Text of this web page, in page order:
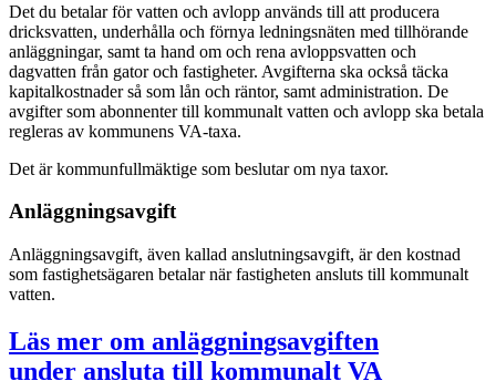
Det du betalar för vatten och avlopp används till att producera
dricksvatten, underhålla och förnya ledningsnäten med tillhörande
anläggningar, samt ta hand om och rena avloppsvatten och
dagvatten från gator och fastigheter. Avgifterna ska också täcka
kapitalkostnader så som lån och räntor, samt administration. De
avgifter som abonnenter till kommunalt vatten och avlopp ska betala
regleras av kommunens VA-taxa.
Det är kommunfullmäktige som beslutar om nya taxor.
Anläggningsavgift
Anläggningsavgift, även kallad anslutningsavgift, är den kostnad
som fastighetsägaren betalar när fastigheten ansluts till kommunalt
vatten.
Läs mer om anläggningsavgiften
under ansluta till kommunalt VA